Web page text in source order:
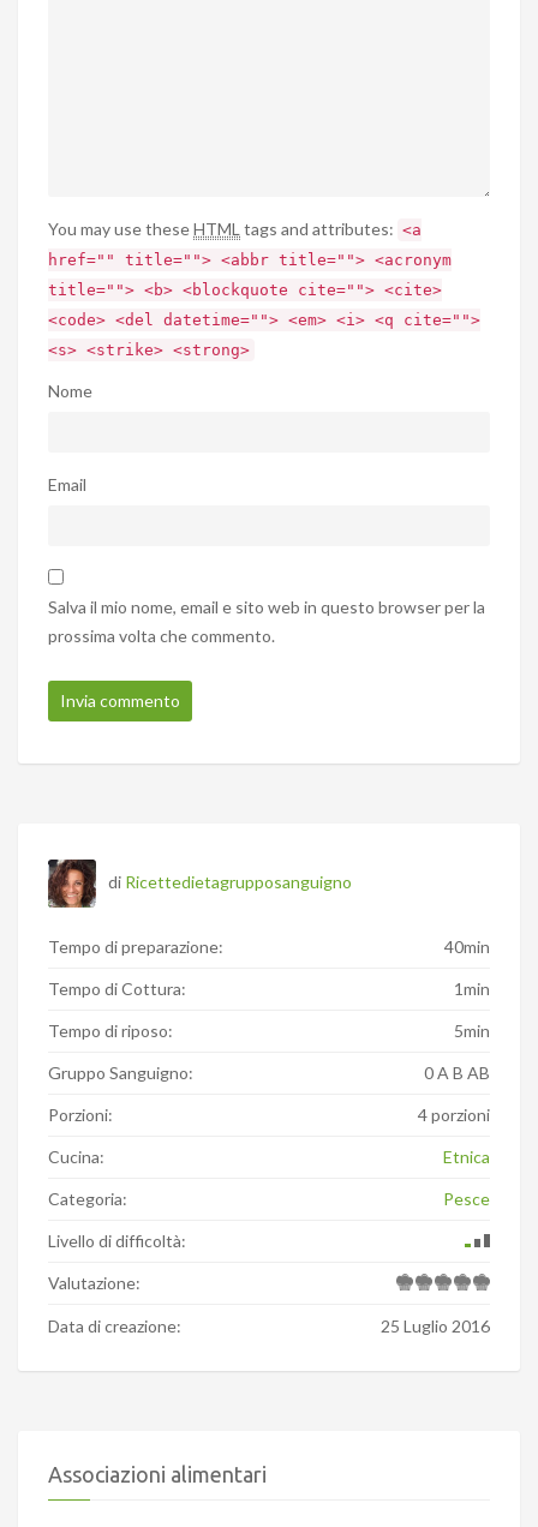
You may use theseHTML tags and attributes: <a
href="" title=""> <abbr title=""> <acronym
title=""> <b> <blockquote cite=""> <cite>
<code> <del datetime=""> <em> <i> <q cite="">
<s> <strike> <strong>
Nome
Email
Salva il mio nome, email e sito web in questo browser per la
prossima volta che commento.
di Ricettedietagrupposanguigno
Tempo di preparazione: 40min
Tempo di Cottura: 1min
Tempo di riposo: 5min
Gruppo Sanguigno: 0 A B AB
Porzioni: 4 porzioni
Cucina: Etnica
Categoria: Pesce
Livello di difficoltà:
Valutazione:
Data di creazione: 25 Luglio 2016
Associazioni alimentari